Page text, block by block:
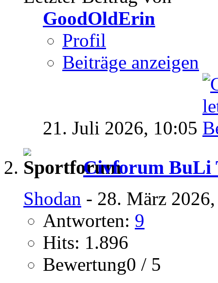
GoodOldErin
Profil
Beiträge anzeigen
21. Juli 2026, 10:05
Civforum BuLi
Shodan - 28. März
Antworten: 9
Hits: 1.896
Bewertung0 / 5